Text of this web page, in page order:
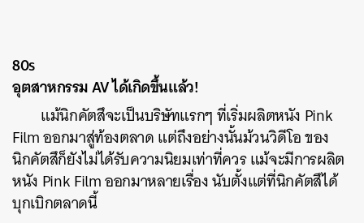
80s
อุตสาหกรรม AV ได้เกิดขึ้นแล้ว!
แม้นิกคัตสึจะเป็นบริษัทแรกๆ ที่เริ่มผลิตหนัง Pink
Film ออกมาสู่ท้องตลาด แต่ถึงอย่างนั้นม้วนวิดีโอ ของ
นิกคัตสึก็ยังไม่ได้รับความนิยมเท่าที่ควร แม้จะมีการผลิต
หนัง Pink Film ออกมาหลายเรื่อง นับตั้งแต่ที่นิกคัตสึได้
บุกเบิกตลาดนี้